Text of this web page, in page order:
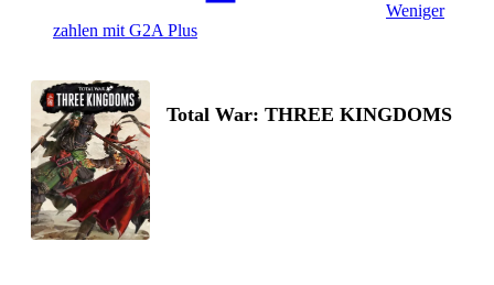
Weniger
zahlen mit G2A Plus
Total War: THREE KINGDOMS